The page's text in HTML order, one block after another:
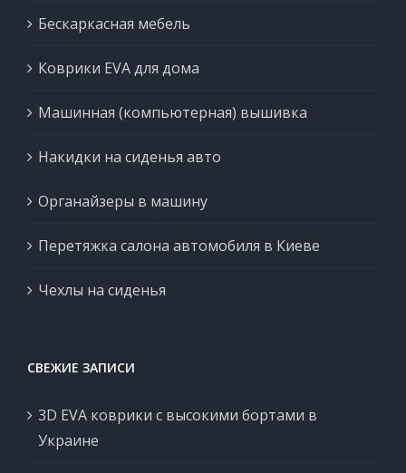
Бескаркасная мебель
Коврики EVA для дома
Машинная (компьютерная) вышивка
Накидки на сиденья авто
Органайзеры в машину
Перетяжка салона автомобиля в Киеве
Чехлы на сиденья
СВЕЖИЕ ЗАПИСИ
3D EVA коврики с высокими бортами в
Украине